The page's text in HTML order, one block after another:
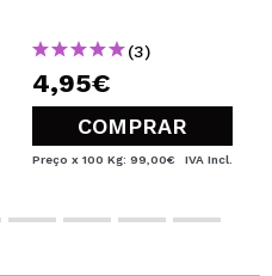
(3)
4,95€
COMPRAR
Preço x 100 Kg: 99,00€ IVA Incl.